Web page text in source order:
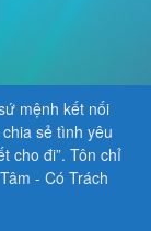
mệnh kết nối
sẻ tình yêu
cho đi”. Tôn chỉ
- Có Trách